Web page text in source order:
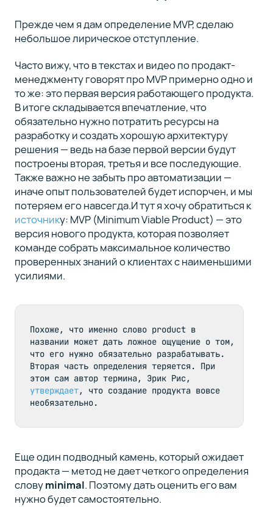
Прежде чем я дам определение MVP, сделаю
небольшое лирическое отступление.
Часто вижу, что в текстах и видео по продакт-
менеджменту говорят про MVP примерно одно и
то же: это первая версия работающего продукта.
В итоге складывается впечатление, что
обязательно нужно потратить ресурсы на
разработку и создать хорошую архитектуру
решения — ведь на базе первой версии будут
построены вторая, третья и все последующие.
Также важно не забыть про автоматизации —
иначе опыт пользователей будет испорчен, и мы
потеряем его навсегда.И тут я хочу обратиться к
источнику: MVP (Minimum Viable Product) — это
версия нового продукта, которая позволяет
команде собрать максимальное количество
проверенных знаний о клиентах с наименьшими
усилиями.
Похоже, что именно слово product в
названии может дать ложное ощущение о том,
что его нужно обязательно разрабатывать.
Вторая часть определения теряется. При
утверждает, что создание продукта вовсе
необязательно.
Еще один подводный камень, который ожидает
продакта — метод не дает четкого определения
словуminimal. Поэтому дать оценить его вам
нужно будет самостоятельно.